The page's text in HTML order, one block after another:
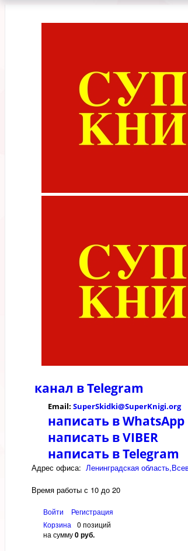
канал вTelegram
Email: SuperSkidki@SuperKnigi.org
написать в WhatsApp
написать в VIBER
написать в Telegram
Адрес офиса: Ленинградская
Время работы с 10 до 20
Войти
Регистрация
Корзина
0 позиций
на сумму0 руб.